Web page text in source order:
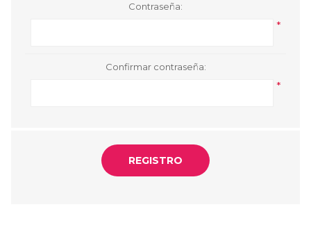
Contraseña:
*
Confirmar contraseña:
*